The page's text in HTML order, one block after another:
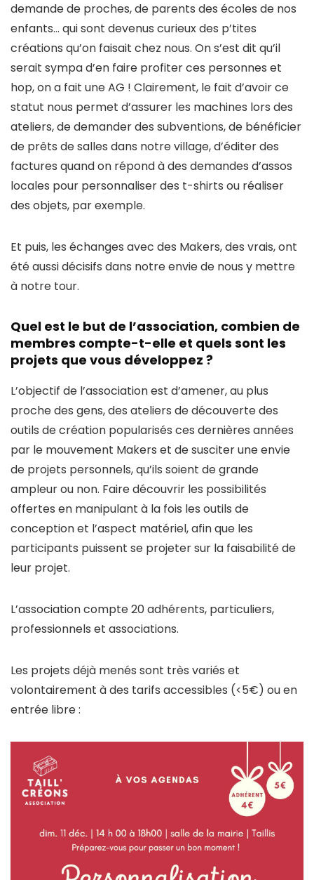
demande de proches, de parents des écoles de nos
enfants… qui sont devenus curieux des p’tites
créations qu’on faisait chez nous. On s’est dit qu’il
serait sympa d’en faire profiter ces personnes et
hop, on a fait une AG ! Clairement, le fait d’avoir ce
statut nous permet d’assurer les machines lors des
ateliers, de demander des subventions, de bénéficier
de prêts de salles dans notre village, d’éditer des
factures quand on répond à des demandes d’assos
locales pour personnaliser des t-shirts ou réaliser
des objets, par exemple.
Et puis, les échanges avec des Makers, des vrais, ont
été aussi décisifs dans notre envie de nous y mettre
à notre tour.
Quel est le but de l’association, combien de
membres compte-t-elle et quels sont les
projets que vous développez ?
L’objectif de l’association est d’amener, au plus
proche des gens, des ateliers de découverte des
outils de création popularisés ces dernières années
par le mouvement Makers et de susciter une envie
de projets personnels, qu’ils soient de grande
ampleur ou non. Faire découvrir les possibilités
offertes en manipulant à la fois les outils de
conception et l’aspect matériel, afin que les
participants puissent se projeter sur la faisabilité de
leur projet.
L’association compte 20 adhérents, particuliers,
professionnels et associations.
Les projets déjà menés sont très variés et
volontairement à des tarifs accessibles (<5€) ou en
entrée libre :